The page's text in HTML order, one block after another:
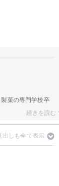
菓の専門学校卒